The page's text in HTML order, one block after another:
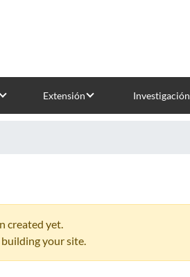
Extensión Investigación
created yet.
your site.